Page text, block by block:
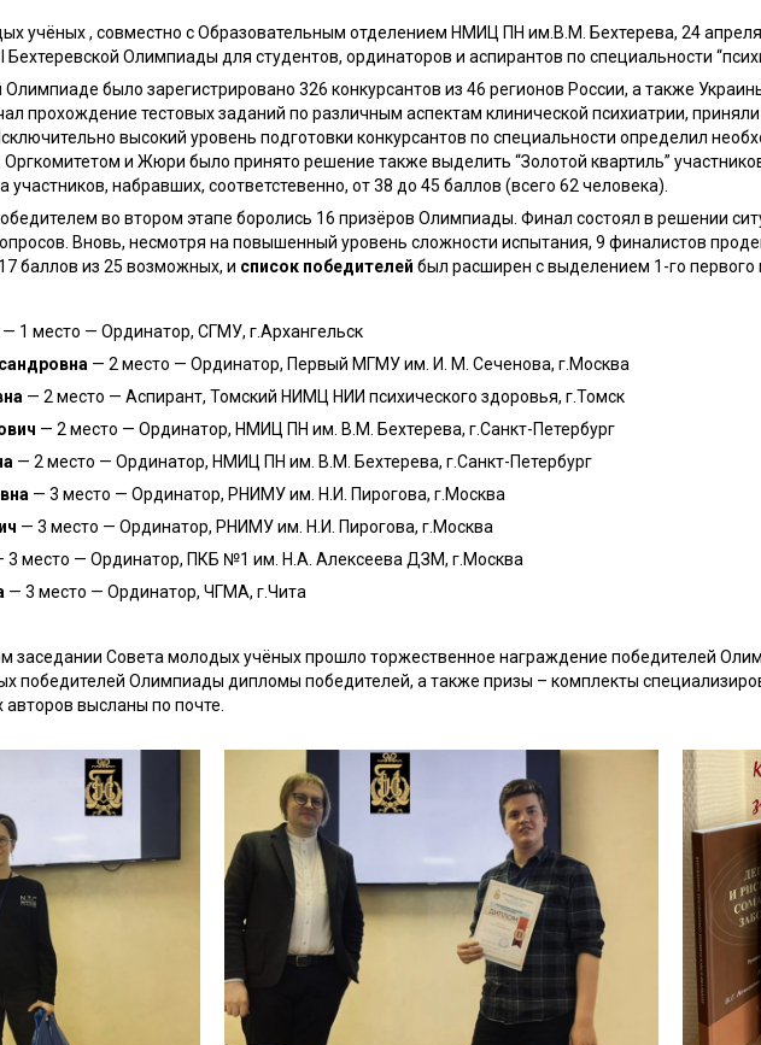
учёных , совместно с Образовательным отделением НМИЦ ПН им.В.М. Бехтерева, 24
Олимпиады для студентов, ординаторов и аспирантов по специальности
Олимпиаде было зарегистрировано 326 конкурсантов из 46 регионов России, а также
прохождение тестовых заданий по различным аспектам клинической психиатрии,
высокий уровень подготовки конкурсантов по специальности определил
Оргкомитетом и Жюри было принято решение также выделить “Золотой квартиль”
участников, набравших, соответстевенно, от 38 до 45 баллов (всего 62 человека).
во втором этапе боролись 16 призёров Олимпиады. Финал состоял в решении
Вновь, несмотря на повышенный уровень сложности испытания, 9 финалистов
баллов из 25 возможных, и список победителей был расширен с выделением 1-го первого
— 1 место — Ординатор, СГМУ, г.Архангельск
— 2 место — Ординатор, Первый МГМУ им. И. М. Сеченова, г.Москва
— 2 место — Аспирант, Томский НИМЦ НИИ психического здоровья, г.Томск
— 2 место — Ординатор, НМИЦ ПН им. В.М. Бехтерева, г.Санкт-Петербург
— 2 место — Ординатор, НМИЦ ПН им. В.М. Бехтерева, г.Санкт-Петербург
— 3 место — Ординатор, РНИМУ им. Н.И. Пирогова, г.Москва
— 3 место — Ординатор, РНИМУ им. Н.И. Пирогова, г.Москва
3 место — Ординатор, ПКБ №1 им. Н.А. Алексеева ДЗМ, г.Москва
— 3 место — Ординатор, ЧГМА, г.Чита
заседании Совета молодых учёных прошло торжественное награждение победителей
победителей Олимпиады дипломы победителей, а также призы – комплекты
высланы по почте.